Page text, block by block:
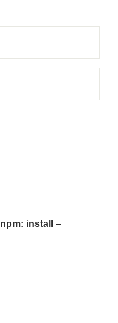
npm: install –